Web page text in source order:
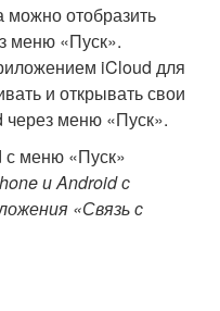
можно отобразить
меню «Пуск».
iCloud для
и открывать свои
через меню «Пуск».
и Android с
«Связь с